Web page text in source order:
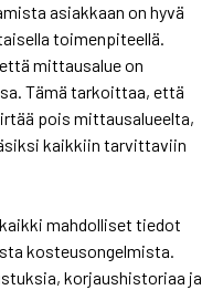
asiakkaan on hyvä
toimenpiteellä.
mittausalue on
Tämä tarkoittaa, että
pois mittausalueelta,
kaikkiin tarvittaviin
mahdolliset tiedot
kosteusongelmista.
korjaushistoriaa ja